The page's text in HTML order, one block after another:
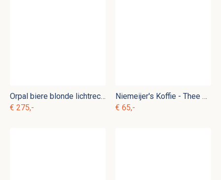
Orpal biere blonde lichtrecclame
€ 275,-
Niemeijer's Koffie - Thee winkelblik
€ 65,-